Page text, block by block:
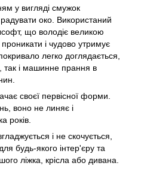
у вигляді смужок
око. Використаний
що володіє великою
і чудово утримує
легко доглядається,
так і машинне прання в
своєї первісної форми.
воно не линяє і
років.
і не скочується,
будь-якого інтер'єру та
ліжка, крісла або дивана.